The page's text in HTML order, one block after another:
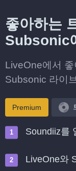
좋아하는
Subsonic
LiveOne에서
Subsonic 라이
Premium
Soundiiz를
LiveOne와